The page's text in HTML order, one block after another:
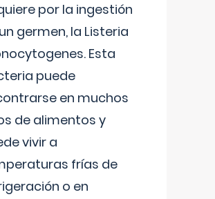
por la ingestión
germen, la Listeria
Esta
puede
en muchos
de alimentos y
vivir a
frías de
o en